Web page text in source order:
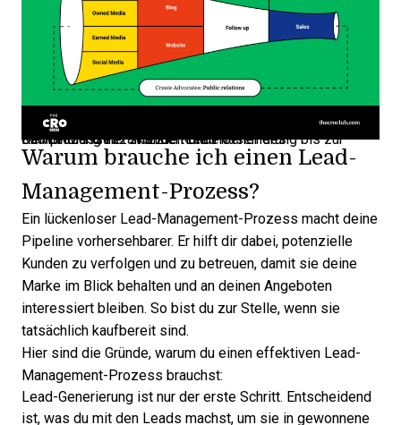
Der Lead-Funnel skizziert die Phasen des Kaufprozesses – von der Lead-Generierung bis zur Umwandlung in zahlende Kunden.
Warum brauche ich einen Lead-
Management-Prozess?
Ein lückenloser Lead-Management-Prozess macht deine
Pipeline vorhersehbarer. Er hilft dir dabei, potenzielle
Kunden zu verfolgen und zu betreuen, damit sie deine
Marke im Blick behalten und an deinen Angeboten
interessiert bleiben. So bist du zur Stelle, wenn sie
tatsächlich kaufbereit sind.
Hier sind die Gründe, warum du einen effektiven Lead-
Management-Prozess brauchst:
Lead-Generierung ist nur der erste Schritt. Entscheidend
ist, was du mit den Leads machst, um sie in gewonnene